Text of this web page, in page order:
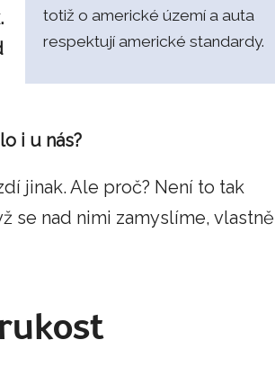
totiž o americké území a auta
respektují americké standardy.
i u nás?
jinak. Ale proč? Není to tak
se nad nimi zamyslíme, vlastně